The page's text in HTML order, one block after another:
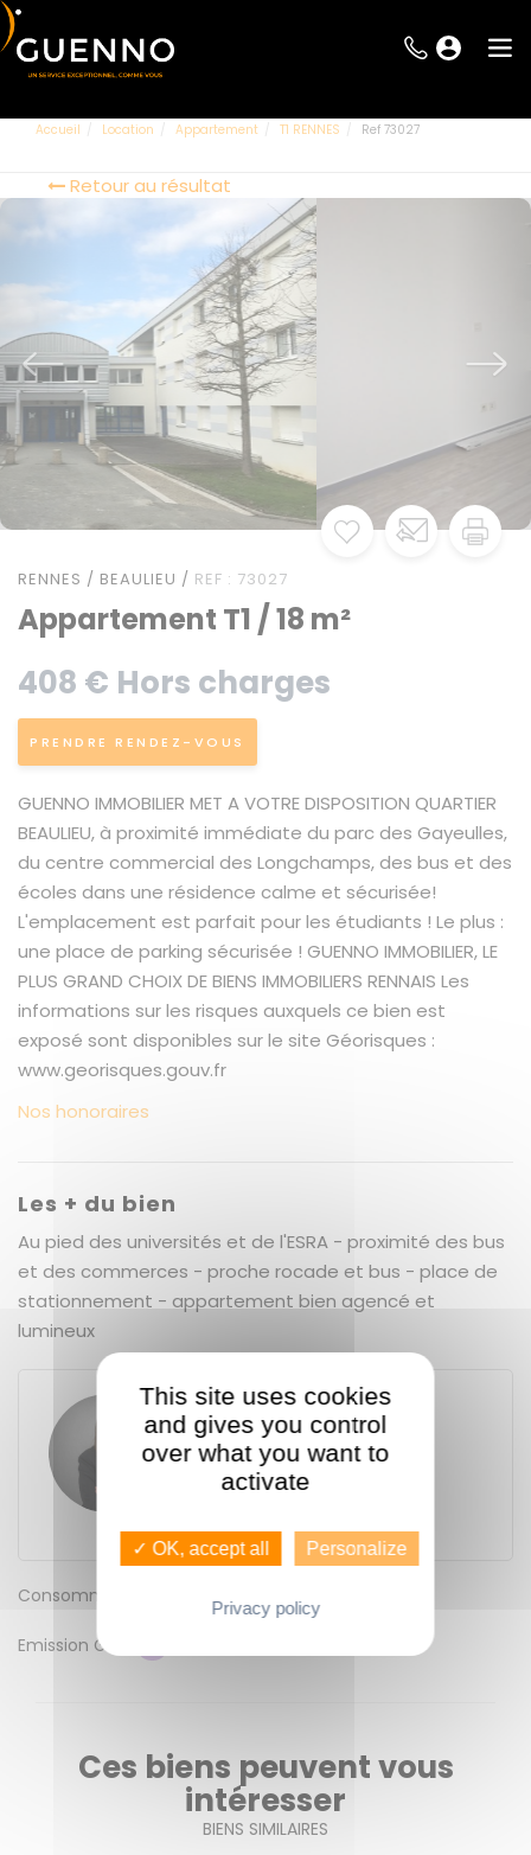
Accueil Location Appartement T1 RENNES Ref 73027
Retour au résultat
RENNES / BEAULIEU / REF : 73027
Appartement T1 / 18 m²
408 € Hors charges
PRENDRE RENDEZ-VOUS
GUENNO IMMOBILIER MET A VOTRE DISPOSITION QUARTIER
BEAULIEU, à proximité immédiate du parc des Gayeulles,
du centre commercial des Longchamps, des bus et des
écoles dans une résidence calme et sécurisée!
L'emplacement est parfait pour les étudiants ! Le plus :
une place de parking sécurisée ! GUENNO IMMOBILIER, LE
PLUS GRAND CHOIX DE BIENS IMMOBILIERS RENNAIS Les
informations sur les risques auxquels ce bien est
exposé sont disponibles sur le site Géorisques :
www.georisques.gouv.fr
Nos honoraires
Les + du bien
Au pied des universités et de l'ESRA - proximité des bus
et des commerces - proche rocade et bus - place de
stationnement - appartement bien agencé et
lumineux
Solène FLEURY
GUENNO - GUENNO LOCATION
11 place du Bas des Lices
35000Rennes
Consommation énergétique
Emission GES
Ces biens peuvent vous
intéresser
BIENS SIMILAIRES
This site uses cookies
and gives you control
over what you want to
activate
✓ OK, accept all Personalize
Privacy policy